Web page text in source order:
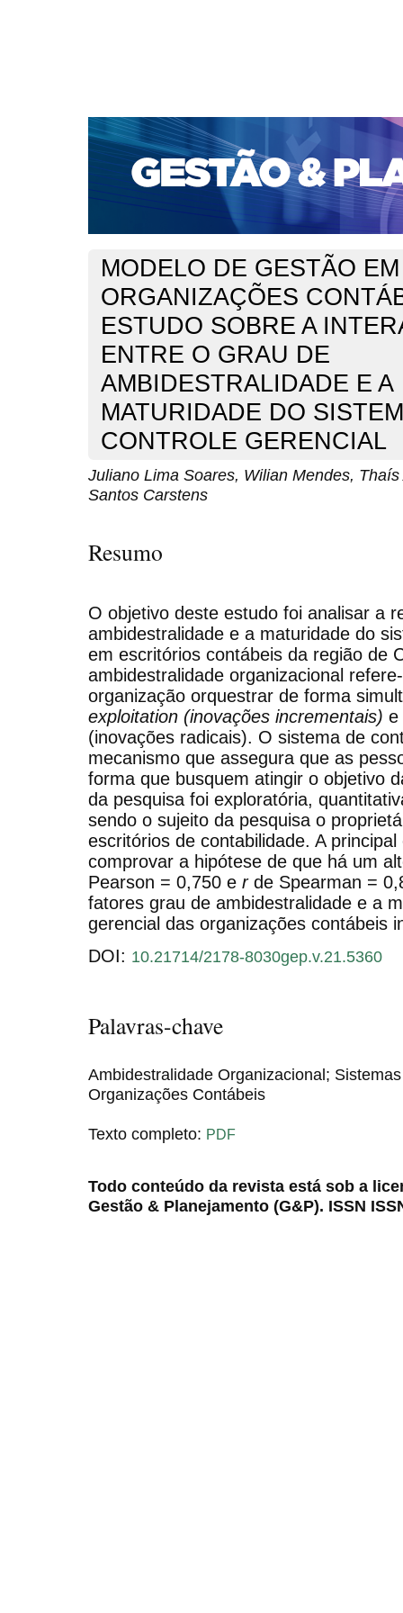
CAPA SOBRE ACESSO CADASTRO
PORTAL DE REVISTAS DA UNIFACS
SUBMISSÕES
PARA SUBMISSÃO DE ARTIGOS
TUTORIAL PARA
Capa v. 21, jan./dez. 2020>
MODELO DE GESTÃO EM
ORGANIZAÇÕES
ESTUDO SOBRE A
ENTRE O GRAU DE
AMBIDESTRALIDADE E A
MATURIDADE DO
CONTROLE GERENCIAL
Juliano Lima Soares, Wilian Mendes,
Santos Carstens
Resumo
O objetivo deste estudo foi analisar a
ambidestralidade e a maturidade do
em escritórios contábeis da região de
ambidestralidade organizacional
organização orquestrar de forma
exploitation (inovações incrementais) e
(inovações radicais). O sistema de
mecanismo que assegura que as
forma que busquem atingir o objetivo
da pesquisa foi exploratória,
sendo o sujeito da pesquisa o
escritórios de contabilidade. A
comprovar a hipótese de que há um
Pearson = 0,750 e rde Spearman =
fatores grau de ambidestralidade e a
gerencial das organizações contábeis
DOI: 10.21714/2178-8030gep.v.21.5360
Palavras-chave
Ambidestralidade Organizacional;
Organizações Contábeis
Texto completo: PDF
Todo conteúdo da revista está sob a
Gestão & Planejamento (G&P). ISSN